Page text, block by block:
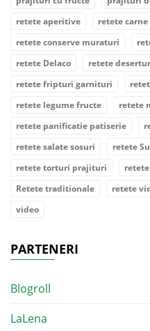
retete aperitive
retete carne
retete conserve muraturi
retete Delaco
retete
retete fripturi garnituri
retete legume fructe
retete
retete panificatie patiserie
retete salate sosuri
retete
retete torturi prajituri
Retete traditionale
retete
video
PARTENERI
Blogroll
LaLena